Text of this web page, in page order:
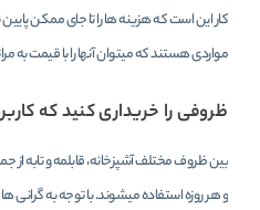
کار این است که هزینه ها را تا جای ممکن
مواردی هستند که میتوان آنها را با قیمت به
ظروفی را خریداری کنید که
بین ظروف مختلف آشپزخانه، قابلمه و تابه از
و هر روزه استفاده میشوند. با توجه به گرانی